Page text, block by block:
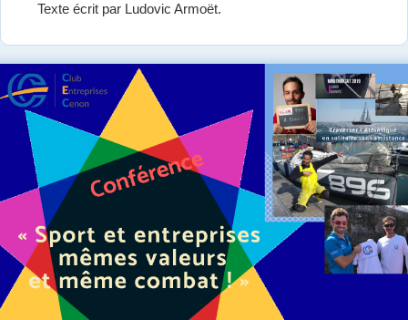
Texte écrit par Ludovic Armoët.